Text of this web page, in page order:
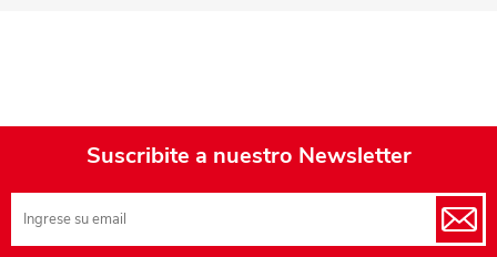
Suscribite a nuestro Newsletter